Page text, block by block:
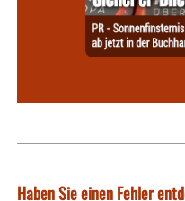
Haben Sie einen Fehler